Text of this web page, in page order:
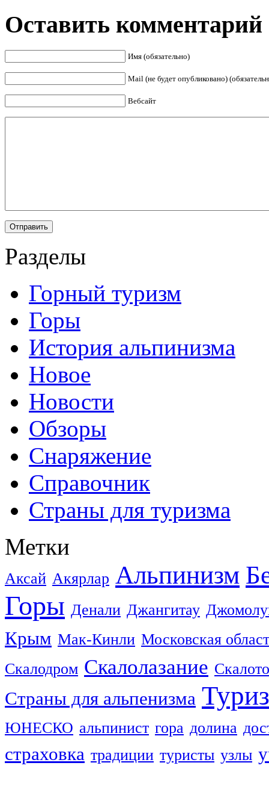
Оставить комментарий
Имя (обязательно)
Mail (не будет опубликовано)
Вебсайт
Разделы
Горный туризм
Горы
История альпинизма
Новое
Новости
Обзоры
Снаряжение
Справочник
Страны для туризма
Метки
Аксай Акярлар Альпинизм
Горы Денали Джангитау
Крым Мак-Кинли Московская
Скалодром Скалолазание
Страны для альпенизма
ЮНЕСКО альпинист гора долина
страховка традиции туристы узлы